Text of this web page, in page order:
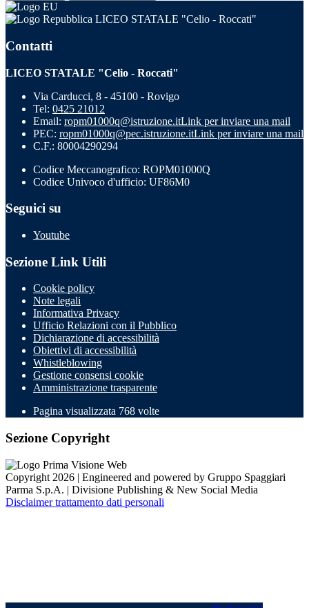
LICEO STATALE "Celio - Roccati"
Contatti
LICEO STATALE "Celio - Roccati"
Via Carducci, 8 - 45100 - Rovigo
Tel: 0425 21012
Email: ropm01000q@istruzione.itLink per inviare una mail
PEC: ropm01000q@pec.istruzione.itLink per inviare una mail
C.F.: 80004290294
Codice Meccanografico: ROPM01000Q
Codice Univoco d'ufficio: UF86M0
Seguici su
Youtube
Sezione Link Utili
Cookie policy
Note legali
Informativa Privacy
Ufficio Relazioni con il Pubblico
Dichiarazione di accessibilità
Obiettivi di accessibilità
Whistleblowing
Gestione consensi cookie
Amministrazione trasparente
Pagina visualizzata 768 volte
Sezione Copyright
Copyright 2026 | Engineered and powered by Gruppo Spaggiari
Parma S.p.A. | Divisione Publishing & New Social Media
Disclaimer trattamento dati personali